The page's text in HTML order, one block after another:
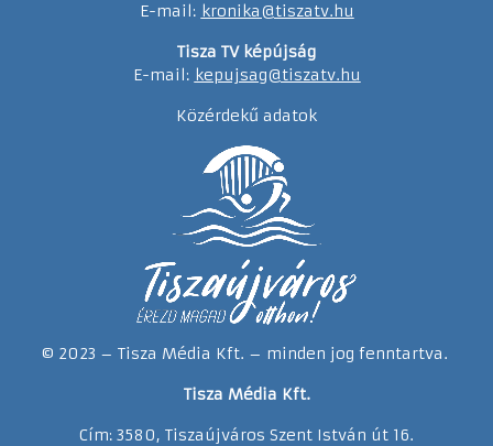
E-mail: kronika@tiszatv.hu
Tisza TV képújság
E-mail: kepujsag@tiszatv.hu
Közérdekű adatok
© 2023 – Tisza Média Kft. – minden jog fenntartva.
Tisza Média Kft.
Cím: 3580, Tiszaújváros Szent István út 16.